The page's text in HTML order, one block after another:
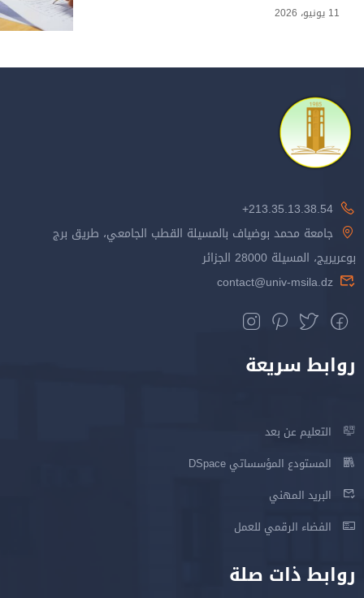
11 يونيو، 2026
213.35.13.38.54+
جامعة محمد بوضياف بالمسيلة القطب الجامعي، طريق برج
بوعريريج، المسيلة 28000 الجزائر
contact@univ-msila.dz
روابط سريعة
التعليم عن بعد
المستودع المؤسساتي DSpace
البريد المهني
الفضاء الرقمي للعمل
روابط ذات صلة